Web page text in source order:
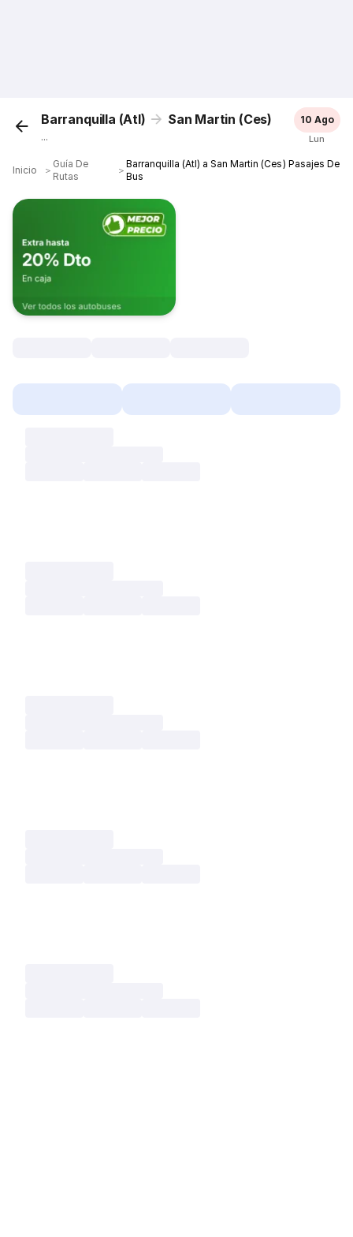
Barranquilla (Atl) San Martin (Ces)
...
10 Ago
Lun
Inicio ＞
Guía De
Rutas
＞
Barranquilla (Atl) a San Martin (Ces) Pasajes De
Bus